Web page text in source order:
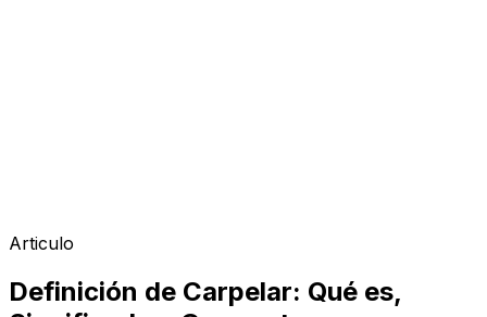
Articulo
Definición de Carpelar: Qué es,